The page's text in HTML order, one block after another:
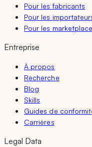
Pour les fabricants
Pour les
Pour les
Entreprise
À propos
Recherche
Blog
Skills
Guides de
Carrières
Legal Data